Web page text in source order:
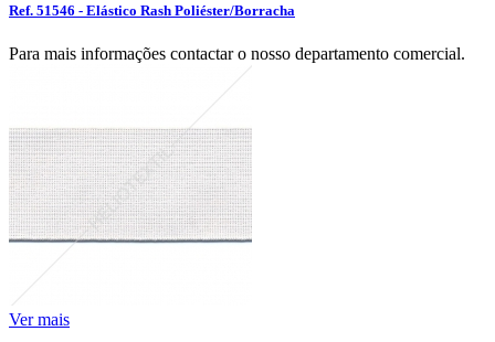
Ref. 51546 - Elástico Rash Poliéster/Borracha
Para mais informações contactar o nosso departamento comercial.
Ver mais